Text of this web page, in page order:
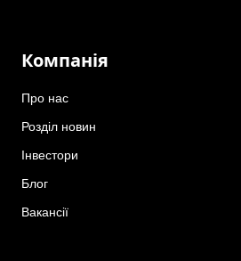
Компанія
Про нас
Розділ новин
Інвестори
Блог
Вакансії